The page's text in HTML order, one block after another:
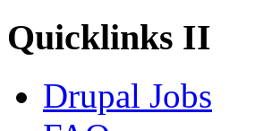
Quicklinks II
Drupal Jobs